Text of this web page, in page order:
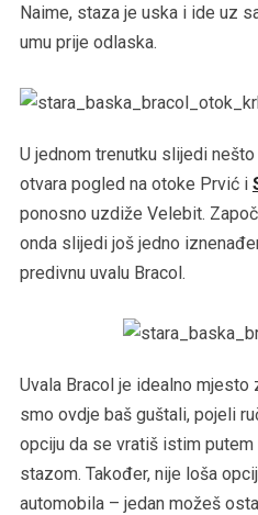
Naime, staza je uska i ide uz
umu prije odlaska.
U jednom trenutku slijedi
otvara pogled na otoke Prvić i
ponosno uzdiže Velebit.
onda slijedi još jedno
predivnu uvalu Bracol.
Uvala Bracol je idealno mjesto
smo ovdje baš guštali, pojeli
opciju da se vratiš istim
stazom. Također, nije loša
automobila – jedan možeš